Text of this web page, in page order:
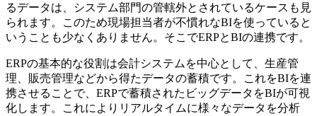
るデータは、システム部門の管轄外とされているケースも見
られます。このため現場担当者が不慣れなBIを使っていると
いうことも少なくありません。そこでERPとBIの連携です。
ERPの基本的な役割は会計システムを中心として、生産管
理、販売管理などから得たデータの蓄積です。これをBIを連
携させることで、ERPで蓄積されたビッグデータをBIが可視
化します。これによりリアルタイムに様々なデータを分析